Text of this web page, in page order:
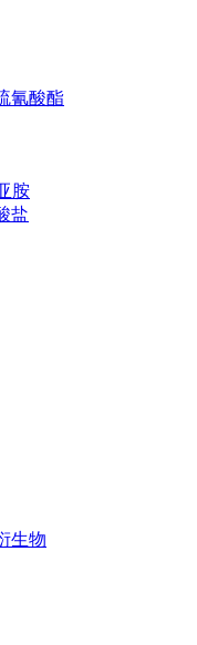
氰酸酯
胺
盐
生物